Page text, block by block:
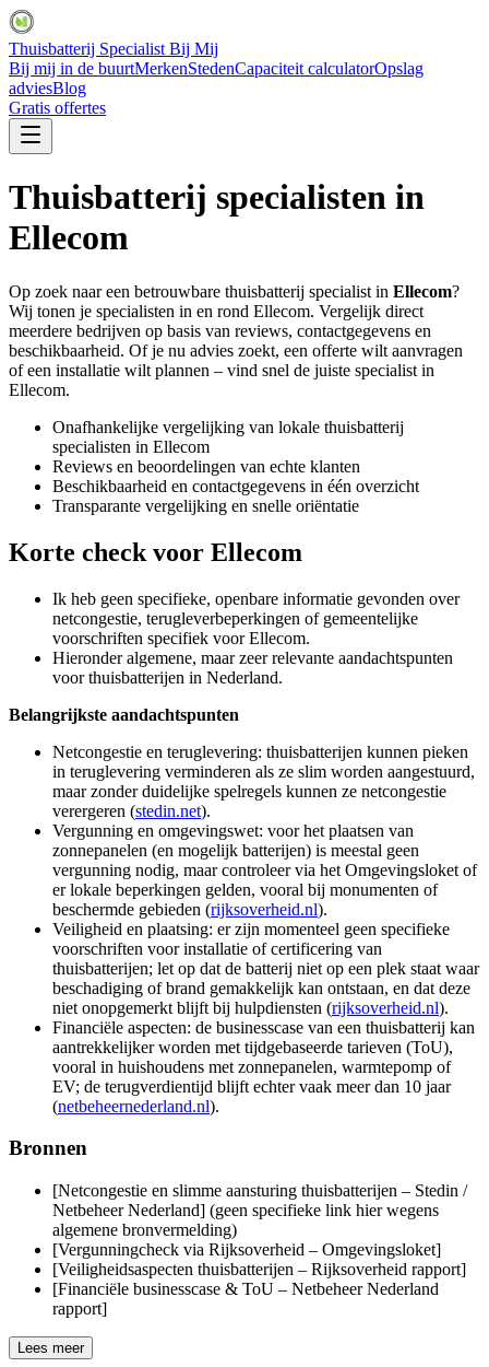
Thuisbatterij Specialist Bij Mij
Bij mij in de buurtMerkenStedenCapaciteit calculatorOpslag
adviesBlog
Gratis offertes
Thuisbatterij specialisten in
Ellecom
Op zoek naar een betrouwbare thuisbatterij specialist in Ellecom?
Wij tonen je specialisten in en rond Ellecom. Vergelijk direct
meerdere bedrijven op basis van reviews, contactgegevens en
beschikbaarheid. Of je nu advies zoekt, een offerte wilt aanvragen
of een installatie wilt plannen – vind snel de juiste specialist in
Ellecom.
Onafhankelijke vergelijking van lokale thuisbatterij
specialisten in Ellecom
Reviews en beoordelingen van echte klanten
Beschikbaarheid en contactgegevens in één overzicht
Transparante vergelijking en snelle oriëntatie
Korte check voor Ellecom
Ik heb geen specifieke, openbare informatie gevonden over
netcongestie, terugleverbeperkingen of gemeentelijke
voorschriften specifiek voor Ellecom.
Hieronder algemene, maar zeer relevante aandachtspunten
voor thuisbatterijen in Nederland.
Belangrijkste aandachtspunten
Netcongestie en teruglevering: thuisbatterijen kunnen pieken
in teruglevering verminderen als ze slim worden aangestuurd,
maar zonder duidelijke spelregels kunnen ze netcongestie
verergeren (stedin.net).
Vergunning en omgevingswet: voor het plaatsen van
zonnepanelen (en mogelijk batterijen) is meestal geen
vergunning nodig, maar controleer via het Omgevingsloket of
er lokale beperkingen gelden, vooral bij monumenten of
beschermde gebieden (rijksoverheid.nl).
Veiligheid en plaatsing: er zijn momenteel geen specifieke
voorschriften voor installatie of certificering van
thuisbatterijen; let op dat de batterij niet op een plek staat waar
beschadiging of brand gemakkelijk kan ontstaan, en dat deze
niet onopgemerkt blijft bij hulpdiensten (rijksoverheid.nl).
Financiële aspecten: de businesscase van een thuisbatterij kan
aantrekkelijker worden met tijdgebaseerde tarieven (ToU),
vooral in huishoudens met zonnepanelen, warmtepomp of
EV; de terugverdientijd blijft echter vaak meer dan 10 jaar
(netbeheernederland.nl).
Bronnen
[Netcongestie en slimme aansturing thuisbatterijen – Stedin /
Netbeheer Nederland] (geen specifieke link hier wegens
algemene bronvermelding)
[Vergunningcheck via Rijksoverheid – Omgevingsloket]
[Veiligheidsaspecten thuisbatterijen – Rijksoverheid rapport]
[Financiële businesscase & ToU – Netbeheer Nederland
rapport]
Lees meer